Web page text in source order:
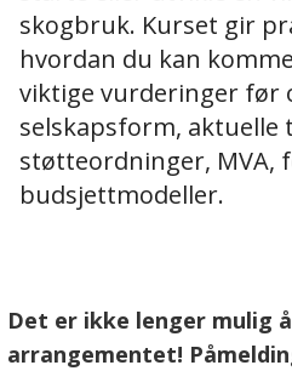
skogbruk. Kurset gir
hvordan du kan
viktige vurderinger før
selskapsform, aktuelle
støtteordninger, MVA,
budsjettmodeller.
Det er ikke lenger mulig
arrangementet!